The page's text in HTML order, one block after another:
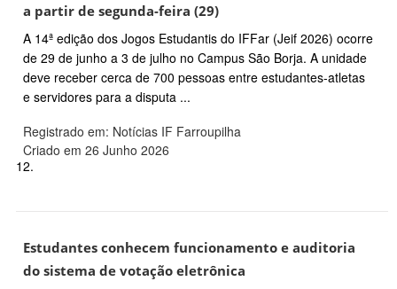
a partir de segunda-feira (29)
A 14ª edição dos Jogos Estudantis do IFFar (Jeif 2026) ocorre
de 29 de junho a 3 de julho no Campus São Borja. A unidade
deve receber cerca de 700 pessoas entre estudantes-atletas
e servidores para a disputa ...
Registrado em: Notícias IF Farroupilha
Criado em 26 Junho 2026
12.
Estudantes conhecem funcionamento e auditoria
do sistema de votação eletrônica